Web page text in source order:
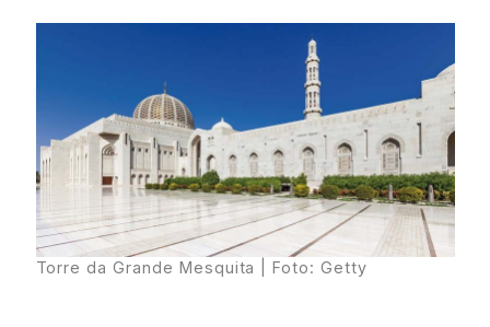
Torre da Grande Mesquita | Foto: Getty